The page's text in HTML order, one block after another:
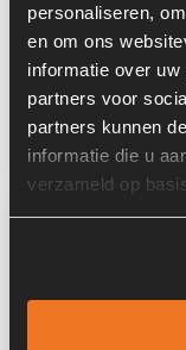
personaliseren,
en om ons
informatie over
partners voor
partners kunnen
informatie die u
verzameld op
Locatie:
Past op de volgende
Land: